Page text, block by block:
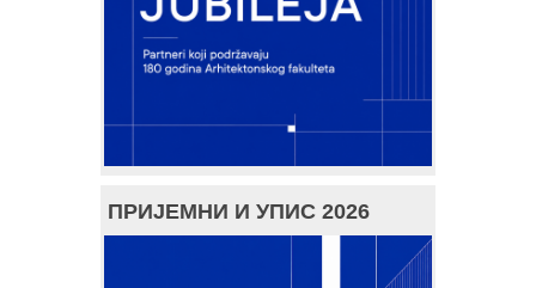
ПРИЈЕМНИ И УПИС 2026